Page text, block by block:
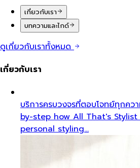
เกี่ยวกับเรา
บทความและไกด์
ดูเกี่ยวกับเราทั้งหมด
เกี่ยวกับเรา
บริการครบวงจรที่ตอบโจทย์ทุกคว
by-step how All That's
personal styling…